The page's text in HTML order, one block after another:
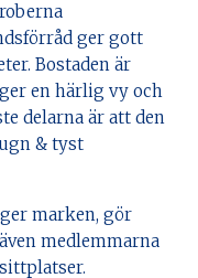
ger gott
Bostaden är
en härlig vy och
delarna är att den
& tyst
marken, gör
medlemmarna